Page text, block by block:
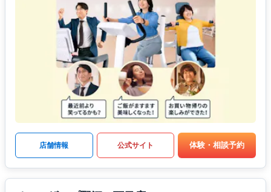
店舗情報 公式サイト 体験・相談予約